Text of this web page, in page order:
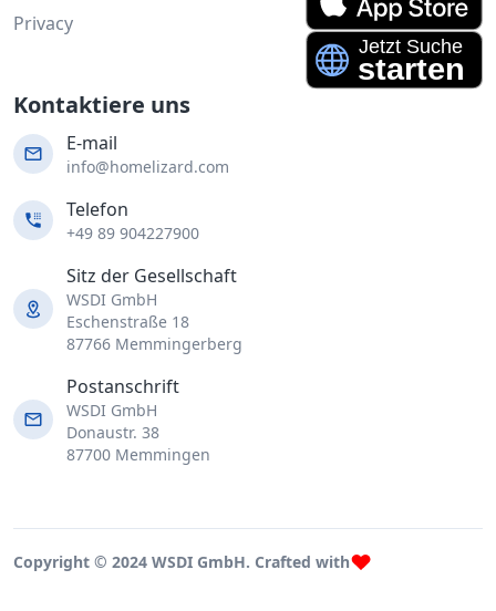
Privacy
Kontaktiere uns
E-mail
info@homelizard.com
Telefon
+49 89 904227900
Sitz der Gesellschaft
WSDI GmbH
Eschenstraße 18
87766 Memmingerberg
Postanschrift
WSDI GmbH
Donaustr. 38
87700 Memmingen
Copyright © 2024 WSDI GmbH. Crafted with